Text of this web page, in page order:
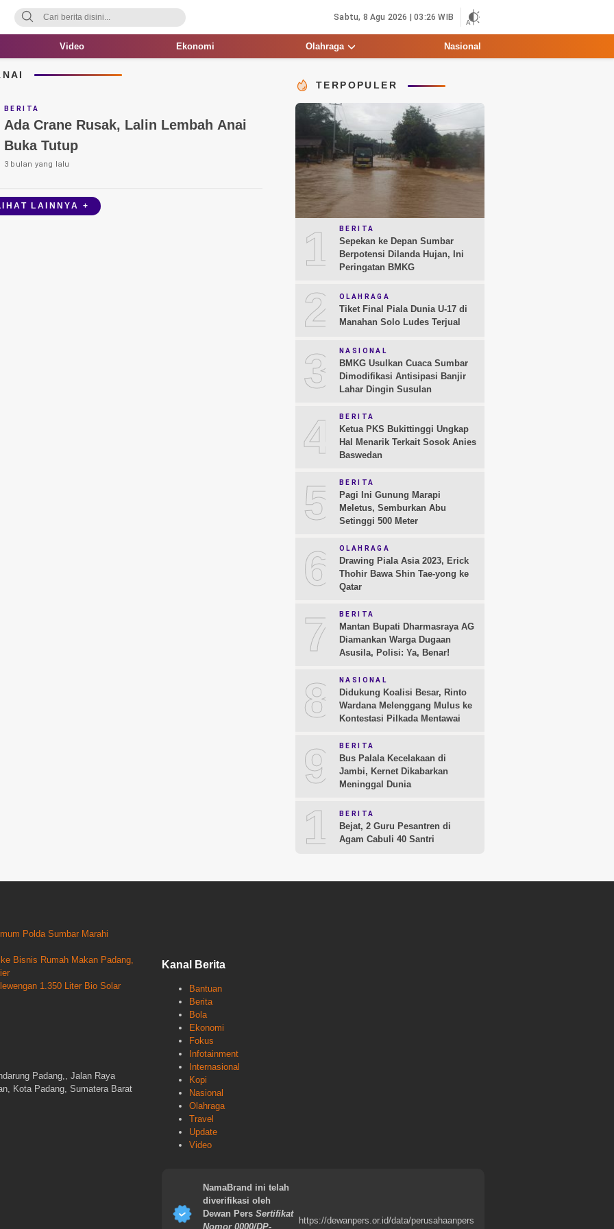
Sabtu, 8 Agu 2026 | 03:26 WIB
Video Ekonomi Olahraga Nasional
BERITA
Ada Crane Rusak, Lalin Lembah Anai
Buka Tutup
3 bulan yang lalu
LAINNYA +
TERPOPULER
1 BERITA
Sepekan ke Depan Sumbar
Berpotensi Dilanda Hujan, Ini
Peringatan BMKG
2 OLAHRAGA
Tiket Final Piala Dunia U-17 di
Manahan Solo Ludes Terjual
3 NASIONAL
BMKG Usulkan Cuaca Sumbar
Dimodifikasi Antisipasi Banjir
Lahar Dingin Susulan
4 BERITA
Ketua PKS Bukittinggi Ungkap
Hal Menarik Terkait Sosok Anies
Baswedan
5 BERITA
Pagi Ini Gunung Marapi
Meletus, Semburkan Abu
Setinggi 500 Meter
6 OLAHRAGA
Drawing Piala Asia 2023, Erick
Thohir Bawa Shin Tae-yong ke
Qatar
7 BERITA
Mantan Bupati Dharmasraya AG
Diamankan Warga Dugaan
Asusila, Polisi: Ya, Benar!
8 NASIONAL
Didukung Koalisi Besar, Rinto
Wardana Melenggang Mulus ke
Kontestasi Pilkada Mentawai
9 BERITA
Bus Palala Kecelakaan di
Jambi, Kernet Dikabarkan
Meninggal Dunia
10BERITA
Bejat, 2 Guru Pesantren di
Agam Cabuli 40 Santri
Polda Sumbar Marahi
Bisnis Rumah Makan Padang,
1.350 Liter Bio Solar
Padang,, Jalan Raya
Kota Padang, Sumatera Barat
Kanal Berita
Bantuan
Berita
Bola
Ekonomi
Fokus
Infotainment
Internasional
Kopi
Nasional
Olahraga
Travel
Update
Video
NamaBrand ini telah
diverifikasi oleh
Dewan Pers Sertifikat
Nomor 0000/DP-
https://dewanpers.or.id/data/perusahaanpers